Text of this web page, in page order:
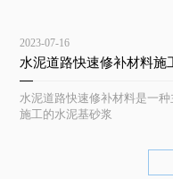
2023-07-16
水泥道路快速修补材料施
水泥道路快速修补材料是一
施工的水泥基砂浆